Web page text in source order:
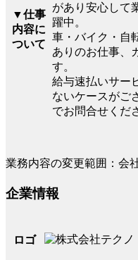
▼仕事
内容に
ついて
があり安心して
躍中。
車・バイク・自
ありのお仕事、
す。
給与速払いサー
ないケースがご
でお問合せくだ
業務内容の変更範囲：会
企業情報
ロゴ